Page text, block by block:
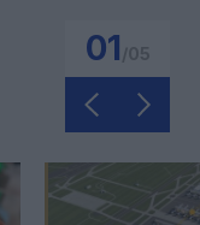
01